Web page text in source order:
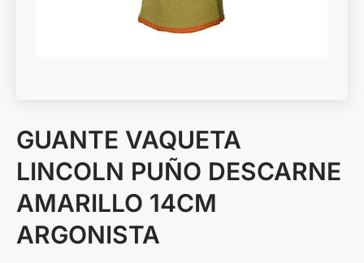
GUANTE VAQUETA
LINCOLN PUÑO DESCARNE
AMARILLO 14CM
ARGONISTA